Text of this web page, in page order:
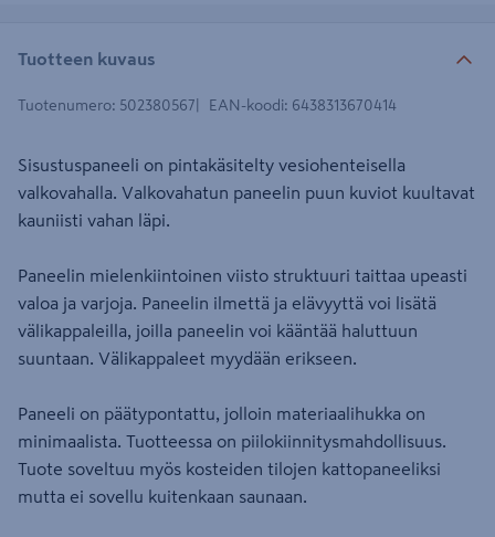
Tuotteen kuvaus
Tuotenumero: 502380567 EAN-koodi: 6438313670414
Sisustuspaneeli on pintakäsitelty vesiohenteisella
valkovahalla. Valkovahatun paneelin puun kuviot kuultavat
kauniisti vahan läpi.
Paneelin mielenkiintoinen viisto struktuuri taittaa upeasti
valoa ja varjoja. Paneelin ilmettä ja elävyyttä voi lisätä
välikappaleilla, joilla paneelin voi kääntää haluttuun
suuntaan. Välikappaleet myydään erikseen.
Paneeli on päätypontattu, jolloin materiaalihukka on
minimaalista. Tuotteessa on piilokiinnitysmahdollisuus.
Tuote soveltuu myös kosteiden tilojen kattopaneeliksi
mutta ei sovellu kuitenkaan saunaan.